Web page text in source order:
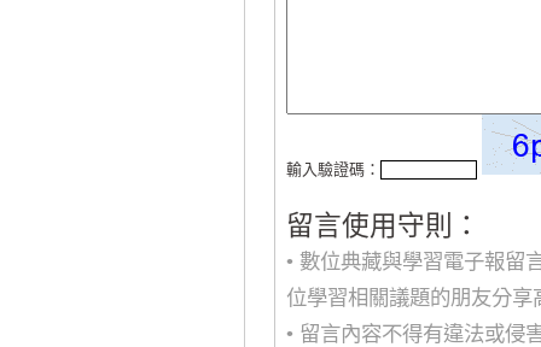
輸入驗證碼：
留言使用守則：
• 數位典藏與學習電子報留
位學習相關議題的朋友分
• 留言內容不得有違法或侵